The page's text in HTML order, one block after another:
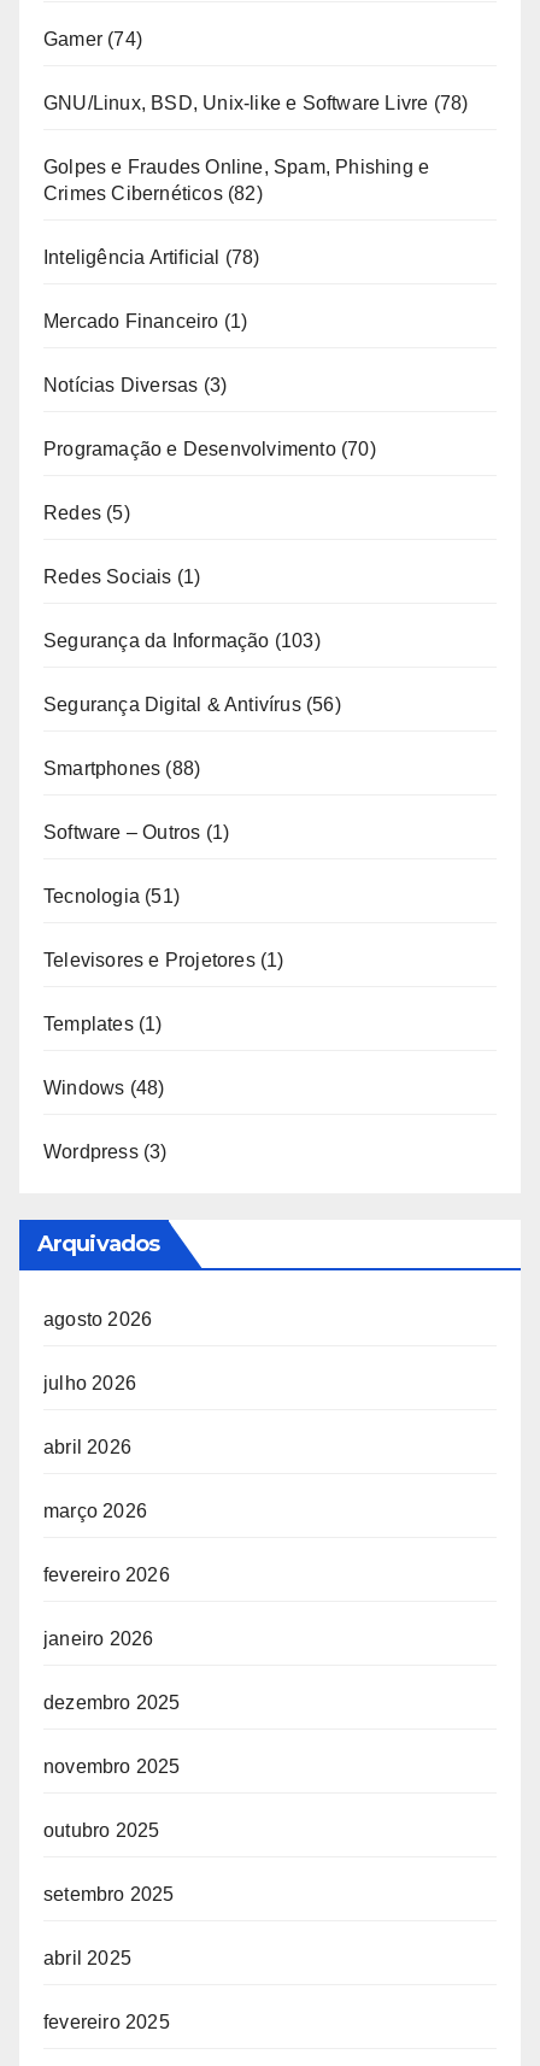
Gamer (74)
GNU/Linux, BSD, Unix-like e Software Livre (78)
Golpes e Fraudes Online, Spam, Phishing e
Crimes Cibernéticos(82)
Inteligência Artificial (78)
Mercado Financeiro (1)
Notícias Diversas (3)
Programação e Desenvolvimento(70)
Redes (5)
Redes Sociais (1)
Segurança da Informação (103)
Segurança Digital & Antivírus(56)
Smartphones (88)
Software – Outros (1)
Tecnologia (51)
Televisores e Projetores(1)
Templates(1)
Windows (48)
Wordpress(3)
Arquivados
agosto 2026
julho 2026
abril 2026
março 2026
fevereiro 2026
janeiro 2026
dezembro 2025
novembro 2025
outubro 2025
setembro 2025
abril 2025
fevereiro 2025